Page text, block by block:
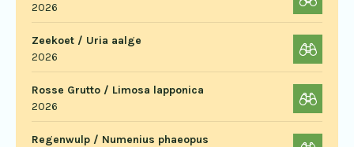
2026
Zeekoet / Uria aalge
2026
Rosse Grutto / Limosa lapponica
2026
Regenwulp / Numenius phaeopus